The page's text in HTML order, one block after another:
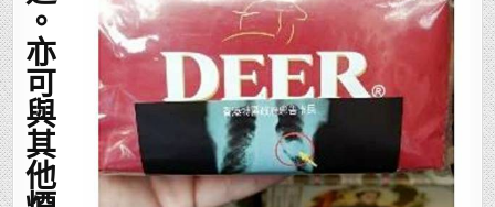
。
亦
可
與
其
他